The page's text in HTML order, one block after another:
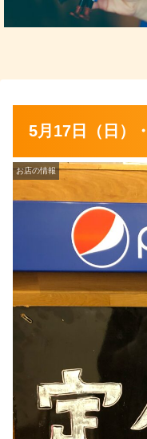
5月17日（日）
お店の情報